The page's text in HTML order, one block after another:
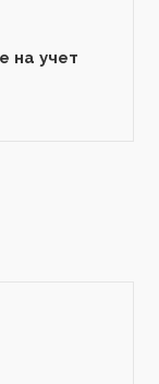
на учет